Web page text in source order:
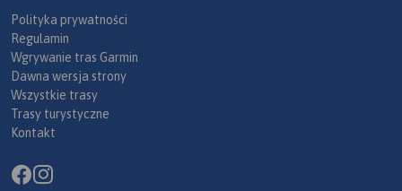
Polityka prywatności
Regulamin
Wgrywanie tras Garmin
Dawna wersja strony
Wszystkie trasy
Trasy turystyczne
Kontakt